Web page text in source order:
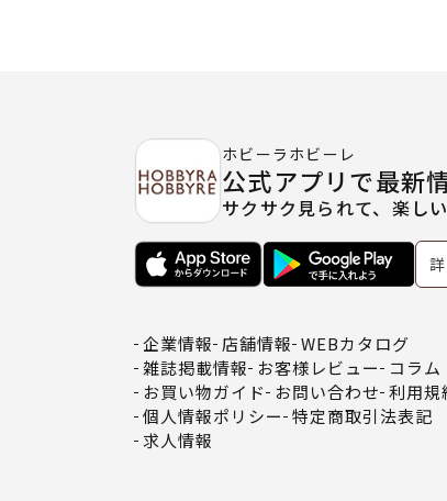
ホビーラホビーレ
公式アプリで最新
サクサク見られて、楽し
企業情報 店舗情報 WEBカタログ
雑誌掲載情報 お客様レビュー
コラム
お買い物ガイド
お問い合わせ 利用規
個人情報ポリシー 特定商取引法表記
求人情報